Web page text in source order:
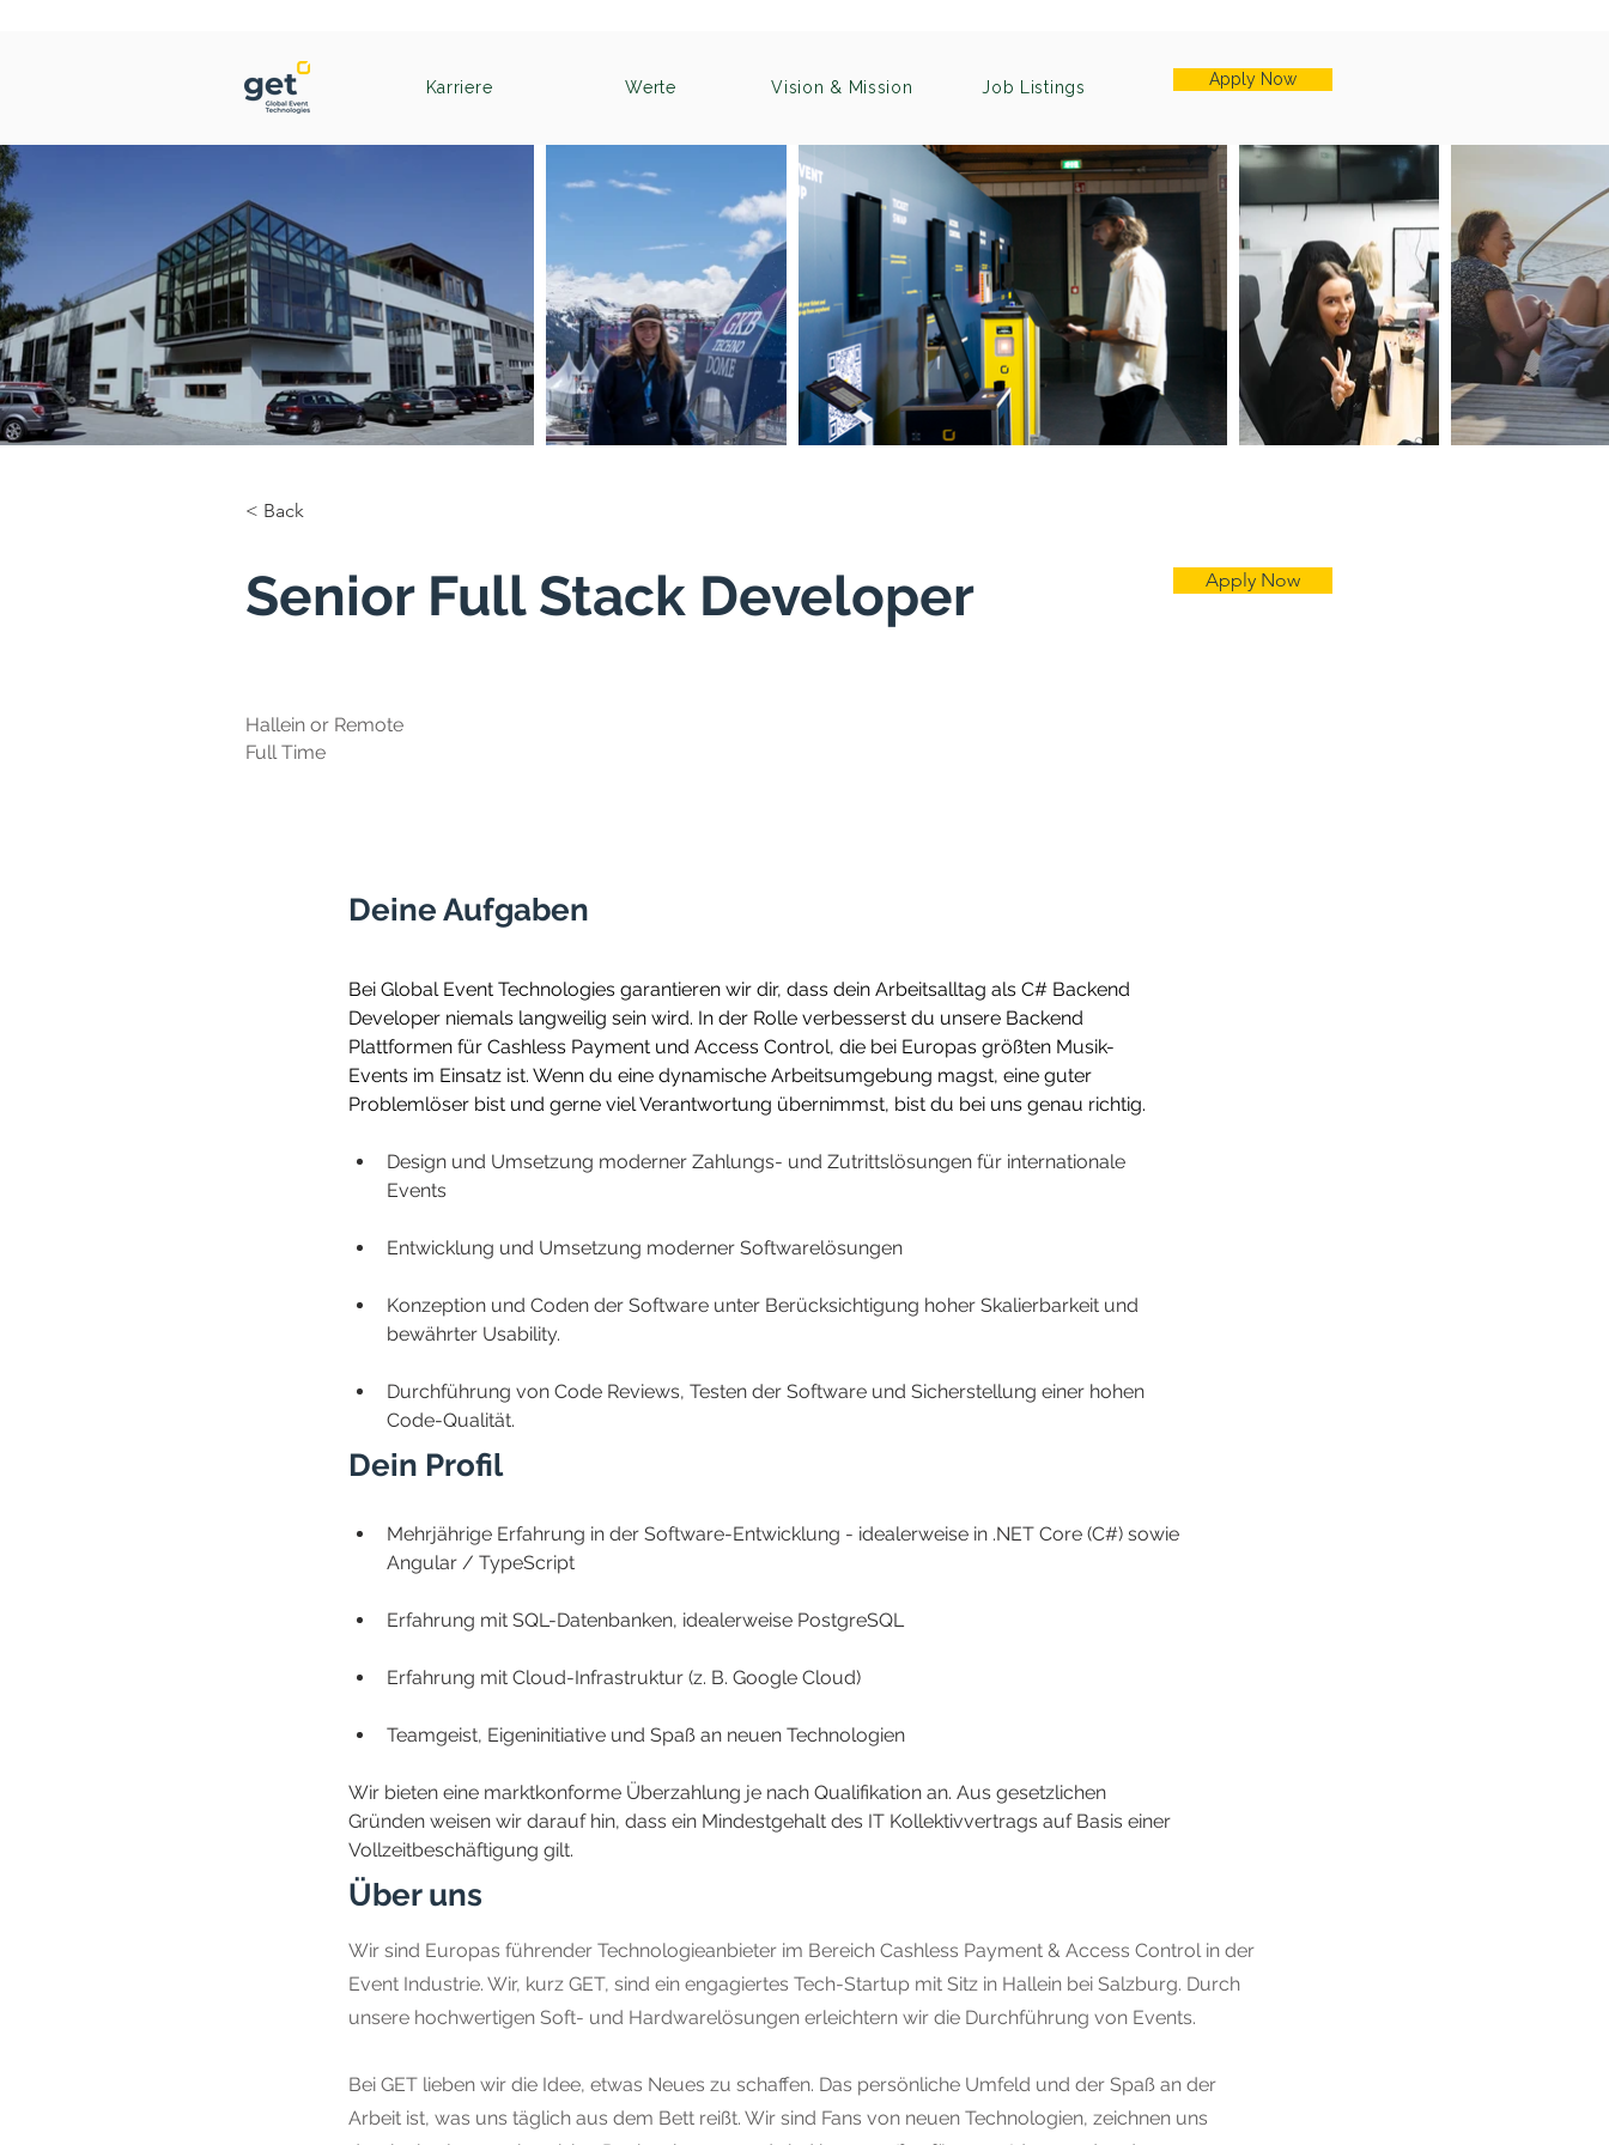
Karriere Werte Vision & Mission Job Listings Apply Now
< Back
Senior Full Stack Developer Apply Now
Hallein or Remote
Full Time
Deine Aufgaben
Bei Global Event Technologies garantieren wir dir, dass dein Arbeitsalltag als C# Backend
Developer niemals langweilig sein wird. In der Rolle verbesserst du unsere Backend
Plattformen für Cashless Payment und Access Control, die bei Europas größten Musik-
Events im Einsatz ist. Wenn du eine dynamische Arbeitsumgebung magst, eine guter
Problemlöser bist und gerne viel Verantwortung übernimmst, bist du bei uns genau richtig.
Design und Umsetzung moderner Zahlungs- und Zutrittslösungen für internationale
Events
Entwicklung und Umsetzung moderner Softwarelösungen
Konzeption und Coden der Software unter Berücksichtigung hoher Skalierbarkeit und
bewährter Usability.
Durchführung von Code Reviews, Testen der Software und Sicherstellung einer hohen
Code-Qualität.
Dein Profil
Mehrjährige Erfahrung in der Software-Entwicklung - idealerweise in .NET Core (C#) sowie
Angular / TypeScript
Erfahrung mit SQL-Datenbanken, idealerweise PostgreSQL
Erfahrung mit Cloud-Infrastruktur (z. B. Google Cloud)
Teamgeist, Eigeninitiative und Spaß an neuen Technologien
Wir bieten eine marktkonforme Überzahlung je nach Qualifikation an. Aus gesetzlichen
Gründen weisen wir darauf hin, dass ein Mindestgehalt des IT Kollektivvertrags auf Basis einer
Vollzeitbeschäftigung gilt.
Über uns
Wir sind Europas führender Technologieanbieter im Bereich Cashless Payment & Access Control in der
Event Industrie. Wir, kurz GET, sind ein engagiertes Tech-Startup mit Sitz in Hallein bei Salzburg. Durch
unsere hochwertigen Soft- und Hardwarelösungen erleichtern wir die Durchführung von Events.
Bei GET lieben wir die Idee, etwas Neues zu schaffen. Das persönliche Umfeld und der Spaß an der
Arbeit ist, was uns täglich aus dem Bett reißt. Wir sind Fans von neuen Technologien, zeichnen uns